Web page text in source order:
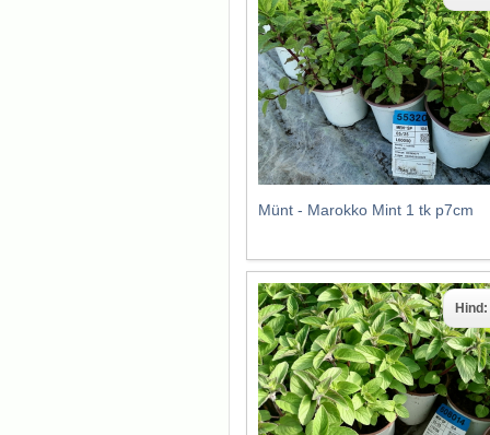
Münt - Marokko Mint 1 tk p7cm
Hind: